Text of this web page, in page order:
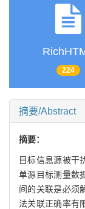
224
摘要/Abstract
摘要：
目标信息源被干
单源目标测量数
间的关联是必须
法关联正确率有